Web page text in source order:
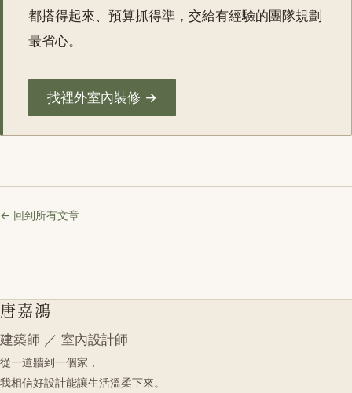
都搭得起來、預算抓得準，交給有經驗的團隊規劃
最省心。
找裡外室內裝修 →
← 回到所有文章
唐嘉鴻
建築師 ／ 室內設計師
從一道牆到一個家，
我相信好設計能讓生活溫柔下來。